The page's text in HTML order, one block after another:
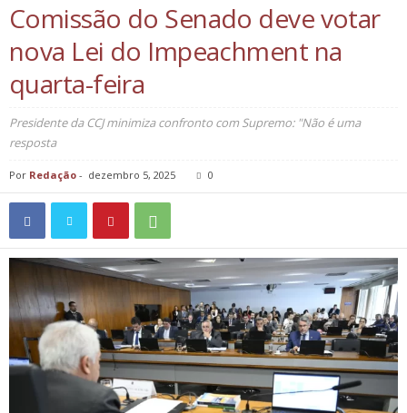
Comissão do Senado deve votar
nova Lei do Impeachment na
quarta-feira
Presidente da CCJ minimiza confronto com Supremo: "Não é uma
resposta
Por Redação - dezembro 5, 2025 0